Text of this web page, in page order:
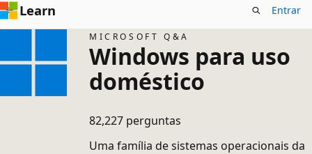
Learn Entrar
MICROSOFT Q&A
Windows para uso
doméstico
82,227 perguntas
Uma família de sistemas operacionais da